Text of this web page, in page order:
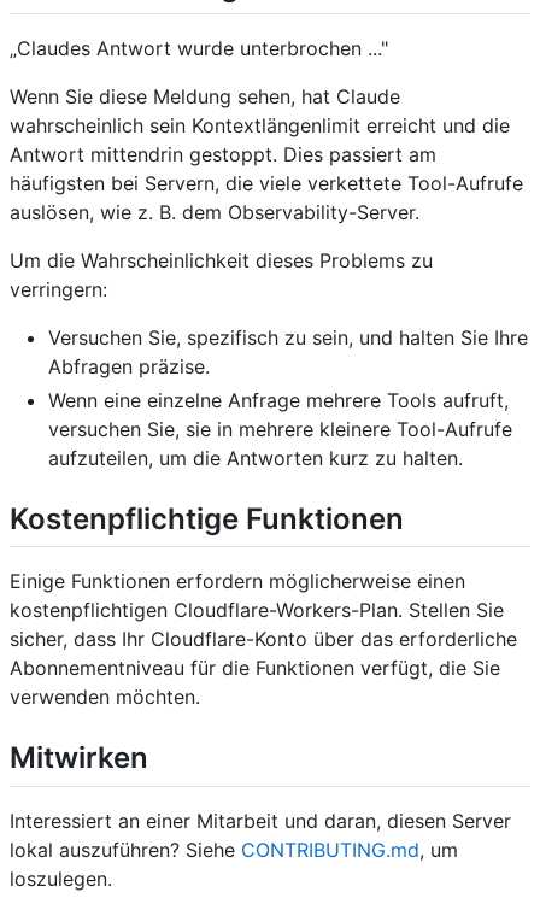
„Claudes Antwort wurde unterbrochen ..."
Wenn Sie diese Meldung sehen, hat Claude
wahrscheinlich sein Kontextlängenlimit erreicht und die
Antwort mittendrin gestoppt. Dies passiert am
häufigsten bei Servern, die viele verkettete Tool-Aufrufe
auslösen, wie z. B. dem Observability-Server.
Um die Wahrscheinlichkeit dieses Problems zu
verringern:
Versuchen Sie, spezifisch zu sein, und halten Sie Ihre
Abfragen präzise.
Wenn eine einzelne Anfrage mehrere Tools aufruft,
versuchen Sie, sie in mehrere kleinere Tool-Aufrufe
aufzuteilen, um die Antworten kurz zu halten.
Kostenpflichtige Funktionen
Einige Funktionen erfordern möglicherweise einen
kostenpflichtigen Cloudflare-Workers-Plan. Stellen Sie
sicher, dass Ihr Cloudflare-Konto über das erforderliche
Abonnementniveau für die Funktionen verfügt, die Sie
verwenden möchten.
Mitwirken
Interessiert an einer Mitarbeit und daran, diesen Server
lokal auszuführen? Siehe CONTRIBUTING.md, um
loszulegen.